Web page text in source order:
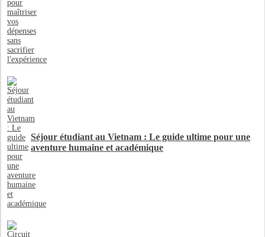
Séjour étudiant au Vietnam : Le guide ultime pour une
aventure humaine et académique